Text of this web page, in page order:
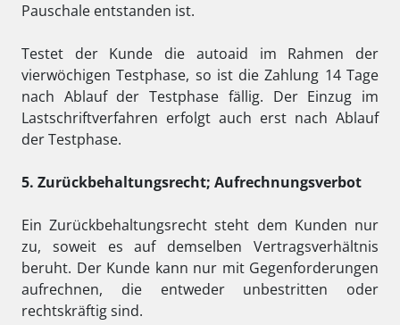
Pauschale entstanden ist.
Testet der Kunde die autoaid im Rahmen der
vierwöchigen Testphase, so ist die Zahlung 14 Tage
nach Ablauf der Testphase fällig. Der Einzug im
Lastschriftverfahren erfolgt auch erst nach Ablauf
der Testphase.
5. Zurückbehaltungsrecht; Aufrechnungsverbot
Ein Zurückbehaltungsrecht steht dem Kunden nur
zu, soweit es auf demselben Vertragsverhältnis
beruht. Der Kunde kann nur mit Gegenforderungen
aufrechnen, die entweder unbestritten oder
rechtskräftig sind.